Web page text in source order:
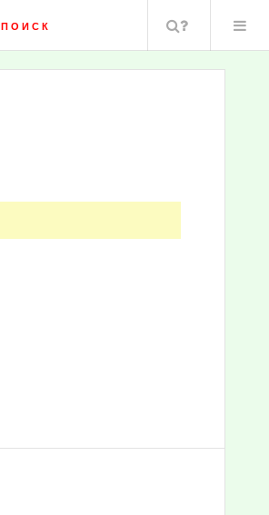
ПОИСК Поиск